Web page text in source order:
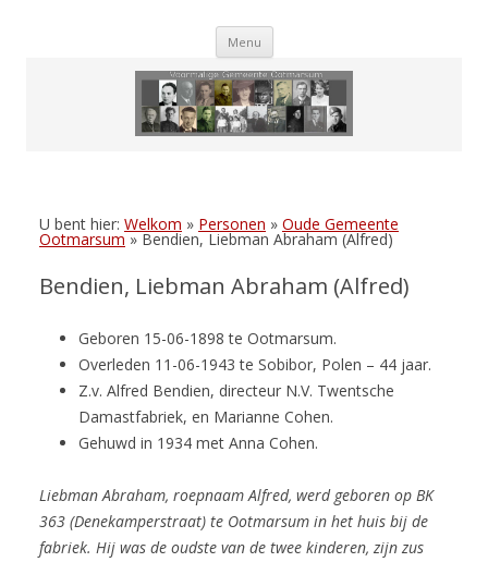
Menu Skip
U bent hier: Welkom » Personen » Oude Gemeente
Ootmarsum » Bendien, Liebman Abraham (Alfred)
Bendien, Liebman Abraham (Alfred)
Geboren 15-06-1898 te Ootmarsum.
Overleden 11-06-1943 te Sobibor, Polen – 44 jaar.
Z.v. Alfred Bendien, directeur N.V. Twentsche
Damastfabriek, en Marianne Cohen.
Gehuwd in 1934 met Anna Cohen.
Liebman Abraham, roepnaam Alfred, werd geboren op BK
363 (Denekamperstraat) te Ootmarsum in het huis bij de
fabriek. Hij was de oudste van de twee kinderen, zijn zus